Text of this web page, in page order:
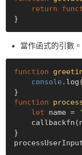
return
當作函式的引數。
function
console .log(
function
let name =
}